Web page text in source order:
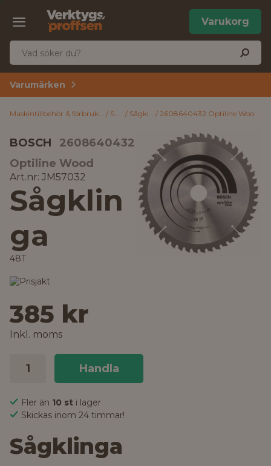
Varukorg
Varumärken
Maskintillbehör & förbrukning Såga Sågklingor 2608640432 Optiline Wood Bosch Sågklinga 48T
BOSCH
2608640432
Optiline Wood
Art.nr: JM57032
Sågklin
ga
48T
385 kr
Inkl. moms
Handla
Fler än 10 st i lager
Skickas inom 24 timmar!
Sågklinga